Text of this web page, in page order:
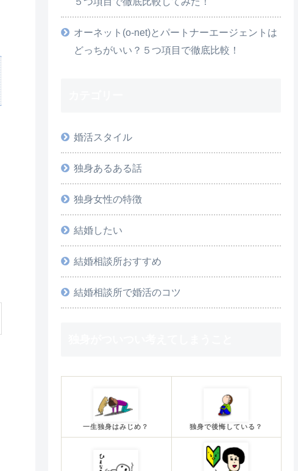
オーネット(o-net)とパートナーエージェントは
どっちがいい？５つ項目で徹底比較！
婚活スタイル
独身あるある話
独身女性の特徴
結婚したい
結婚相談所おすすめ
結婚相談所で婚活のコツ
一生独身はみじめ？ 独身で後悔している？